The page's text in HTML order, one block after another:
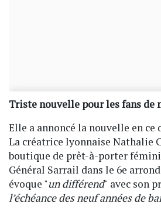
Triste nouvelle pour les fans de
Elle a annoncé la nouvelle en ce
La créatrice lyonnaise Nathalie
boutique de prêt-à-porter
Général Sarrail dans le 6e
évoque "un différend" avec son
l’échéance des neuf années de